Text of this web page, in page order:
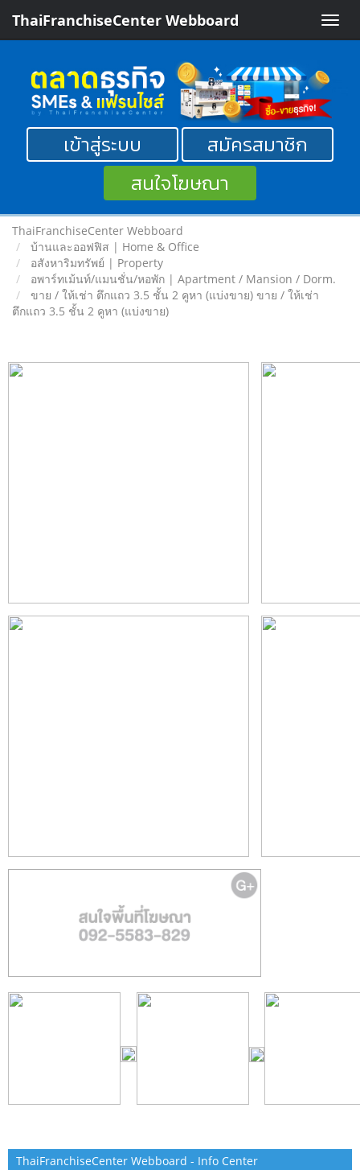
Toggle
ThaiFranchiseCenter Webboard
เข้าสู่ระบบ
สมัครสมาชิก
สนใจโฆษณา
ThaiFranchiseCenter Webboard
บ้านและออฟฟิส | Home & Office
อสังหาริมทรัพย์ | Property
อพาร์ทเม้นท์/แมนชั่น/หอพัก | Apartment / Mansion / Dorm.
ขาย / ให้เช่า ตึกแถว 3.5 ชั้น 2 คูหา (แบ่งขาย) ขาย / ให้เช่า
ตึกแถว 3.5 ชั้น 2 คูหา (แบ่งขาย)
ThaiFranchiseCenter Webboard - Info Center